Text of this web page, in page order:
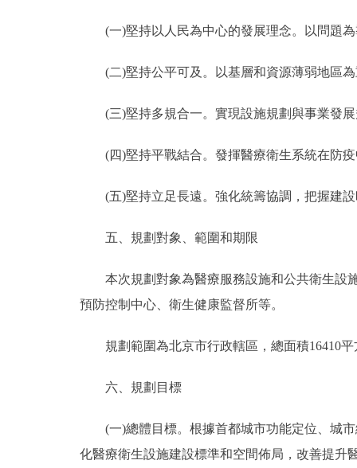
(一)堅持以人民為中心的發展理念。以問題為
(二)堅持公平可及。以基層和資源薄弱地區為
(三)堅持多規合一。實現設施規劃與事業發展
(四)堅持平戰結合。發揮醫療衛生系統在防疫
(五)堅持立足長遠。強化統籌協調，把握建設
五、規劃對象、範圍和期限
本次規劃對象為醫療服務設施和公共衛生設施
預防控制中心、衛生健康監督所等。
規劃範圍為北京市行政轄區，總面積16410平
六、規劃目標
(一)總體目標。根據首都城市功能定位、城市
化醫療衛生設施建設標準和空間佈局，改善提升